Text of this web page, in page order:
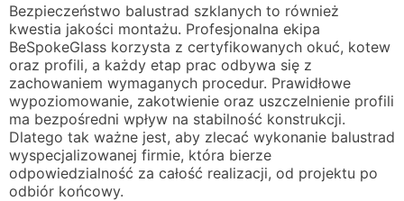
Bezpieczeństwo balustrad szklanych to również
kwestia jakości montażu. Profesjonalna ekipa
BeSpokeGlass korzysta z certyfikowanych okuć, kotew
oraz profili, a każdy etap prac odbywa się z
zachowaniem wymaganych procedur. Prawidłowe
wypoziomowanie, zakotwienie oraz uszczelnienie profili
ma bezpośredni wpływ na stabilność konstrukcji.
Dlatego tak ważne jest, aby zlecać wykonanie balustrad
wyspecjalizowanej firmie, która bierze
odpowiedzialność za całość realizacji, od projektu po
odbiór końcowy.